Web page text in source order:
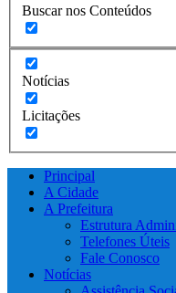
Buscar nos Conteúdos
Notícias
Licitações
Principal
A Cidade
A Prefeitura
Estrutura
Telefones Úteis
Fale Conosco
Notícias